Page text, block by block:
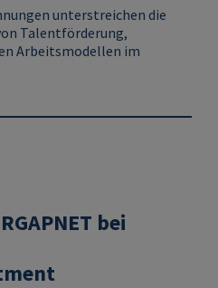
unterstreichen die
Talentförderung,
Arbeitsmodellen im
bei